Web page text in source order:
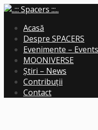
Acasă
Despre SPACERS
Evenimente – Events
MOONIVERSE
Știri – News
Contribuții
Contact